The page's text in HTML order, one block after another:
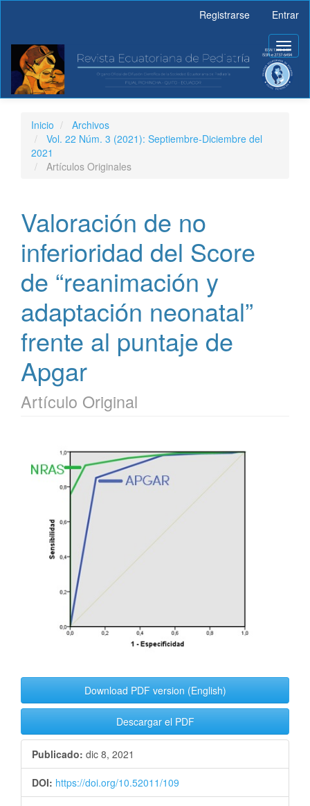
principal
Barra
lateral
Registrarse Entrar
Inicio
Archivos
Vol. 22 Núm. 3 (2021): Septiembre-Diciembre del
2021
Artículos Originales
Valoración de no
inferioridad del Score
de “reanimación y
adaptación neonatal”
frente al puntaje de
Apgar
Artículo Original
lateral
artículo
Download PDF version (English)
Descargar el PDF
Publicado: dic 8, 2021
DOI: https://doi.org/10.52011/109